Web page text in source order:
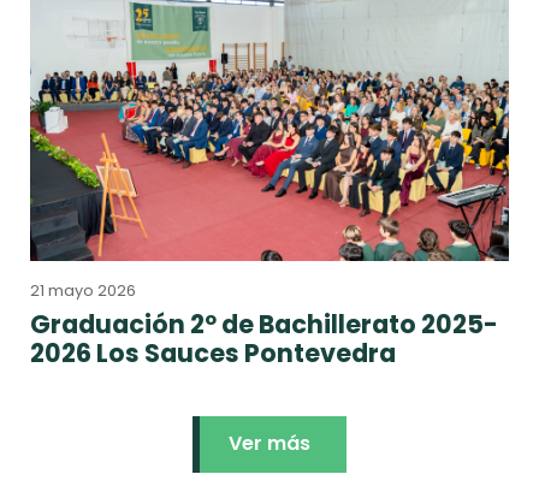
21 mayo 2026
Graduación 2º de Bachillerato 2025-
2026 Los Sauces Pontevedra
Ver más